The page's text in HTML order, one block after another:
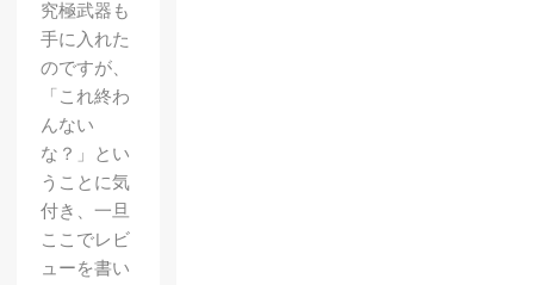
究極武器も
手に入れた
のですが、
「これ終わ
んない
な？」とい
うことに気
付き、一旦
ここでレビ
ューを書い